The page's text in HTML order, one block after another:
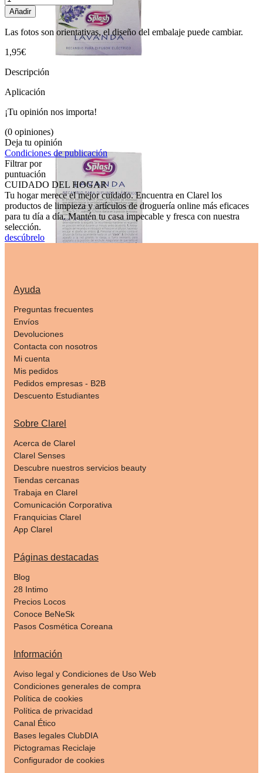
Añadir
Las fotos son orientativas, el diseño del embalaje puede cambiar.
1,95€
Descripción
Aplicación
¡Tu opinión nos importa!
(0 opiniones)
Deja tu opinión
Condiciones de publicación
Filtrar por
puntuación
CUIDADO DEL HOGAR
Tu hogar merece el mejor cuidado. Encuentra en Clarel los
productos de limpieza y artículos de droguería online más eficaces
para tu día a día. Mantén tu casa impecable y fresca con nuestra
selección.
descúbrelo
Ayuda
Preguntas frecuentes
Envíos
Devoluciones
Contacta con nosotros
Mi cuenta
Mis pedidos
Pedidos empresas - B2B
Descuento Estudiantes
Sobre Clarel
Acerca de Clarel
Clarel Senses
Descubre nuestros servicios beauty
Tiendas cercanas
Trabaja en Clarel
Comunicación Corporativa
Franquicias Clarel
App Clarel
Páginas destacadas
Blog
28 Intimo
Precios Locos
Conoce BeNeSk
Pasos Cosmética Coreana
Información
Aviso legal y Condiciones de Uso Web
Condiciones generales de compra
Política de cookies
Política de privacidad
Canal Ético
Bases legales ClubDIA
Pictogramas Reciclaje
Configurador de cookies